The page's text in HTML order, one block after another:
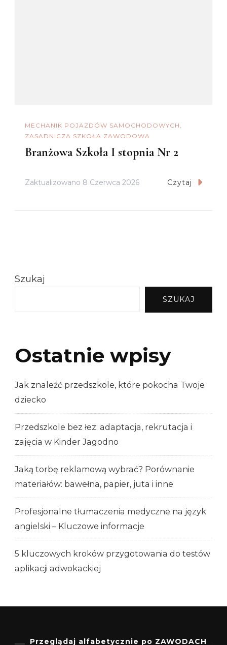
MECHANIK POJAZDÓW SAMOCHODOWYCH
ZASADNICZA SZKOŁA ZAWODOWA
Branżowa Szkoła I stopnia Nr 2
Zaktualizowano 8 Czerwca 2026 Czytaj
Szukaj
SZUKAJ
Ostatnie wpisy
Jak znaleźć przedszkole, które pokocha Twoje
dziecko
Przedszkole bez łez: adaptacja, rekrutacja i
zajęcia w Kinder Jagodno
Jaką torbę reklamową wybrać? Porównanie
materiałów: bawełna, papier, juta i inne
Profesjonalne tłumaczenia medyczne na język
angielski – Kluczowe informacje
5 kluczowych kroków przygotowania do testów
aplikacji adwokackiej
Przeglądaj alfabetycznie po ZAWODACH